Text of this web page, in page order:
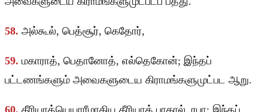
58. அல்கூல், பெத்சூர், கெதோர்,
59. மகாராத், பெதானோத், எல்தெகோன்; இந்தப்
பட்டணங்களும் அவைகளுடைய கிராமங்களுமுட்பட ஆறு.